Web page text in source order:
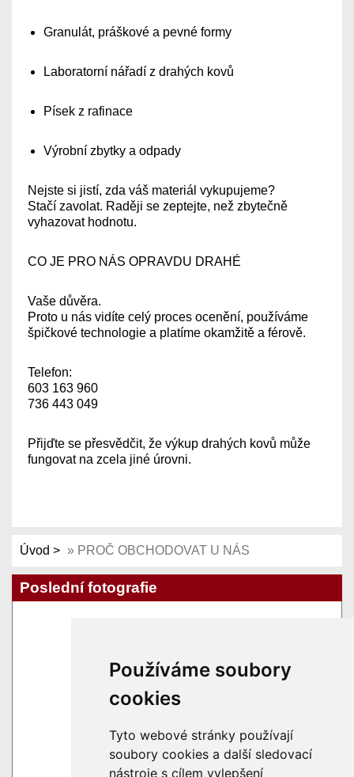
Používáme soubory
cookies
Tyto webové stránky používají
soubory cookies a další sledovací
nástroje s cílem vylepšení
Granulát, práškové a pevné formy
Laboratorní nářadí z drahých kovů
Písek z rafinace
Výrobní zbytky a odpady
Nejste si jistí, zda váš materiál vykupujeme?
Stačí zavolat. Raději se zeptejte, než zbytečně
vyhazovat hodnotu.
CO JE PRO NÁS OPRAVDU DRAHÉ
Vaše důvěra.
Proto u nás vidíte celý proces ocenění, používáme
špičkové technologie a platíme okamžitě a férově.
Telefon:
603 163 960
736 443 049
Přijďte se přesvědčit, že výkup drahých kovů může
fungovat na zcela jiné úrovni.
Úvod » PROČ OBCHODOVAT U NÁS
Poslední fotografie